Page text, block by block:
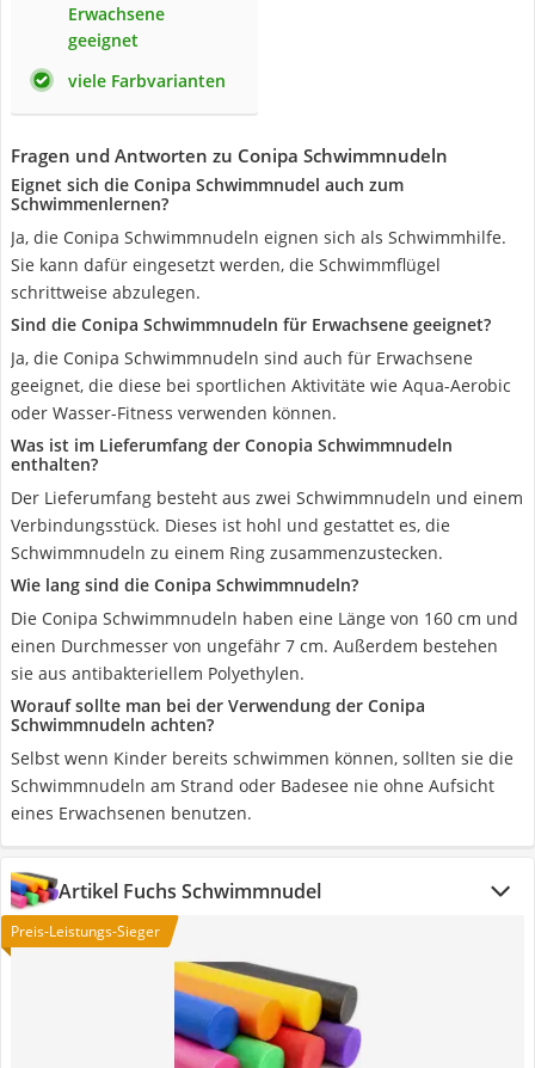
Erwachsene
geeignet
viele Farbvarianten
Fragen und Antworten zu Conipa Schwimmnudeln
Eignet sich die Conipa Schwimmnudel auch zum
Schwimmenlernen?
Ja, die Conipa Schwimmnudeln eignen sich als Schwimmhilfe.
Sie kann dafür eingesetzt werden, die Schwimmflügel
schrittweise abzulegen.
Sind die Conipa Schwimmnudeln für Erwachsene geeignet?
Ja, die Conipa Schwimmnudeln sind auch für Erwachsene
geeignet, die diese bei sportlichen Aktivitäte wie Aqua-Aerobic
oder Wasser-Fitness verwenden können.
Was ist im Lieferumfang der Conopia Schwimmnudeln
enthalten?
Der Lieferumfang besteht aus zwei Schwimmnudeln und einem
Verbindungsstück. Dieses ist hohl und gestattet es, die
Schwimmnudeln zu einem Ring zusammenzustecken.
Wie lang sind die Conipa Schwimmnudeln?
Die Conipa Schwimmnudeln haben eine Länge von 160 cm und
einen Durchmesser von ungefähr 7 cm. Außerdem bestehen
sie aus antibakteriellem Polyethylen.
Worauf sollte man bei der Verwendung der Conipa
Schwimmnudeln achten?
Selbst wenn Kinder bereits schwimmen können, sollten sie die
Schwimmnudeln am Strand oder Badesee nie ohne Aufsicht
eines Erwachsenen benutzen.
Artikel Fuchs Schwimmnudel
Preis-Leistungs-Sieger